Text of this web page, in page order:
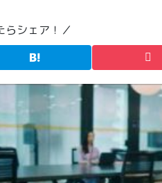
らシェア！／